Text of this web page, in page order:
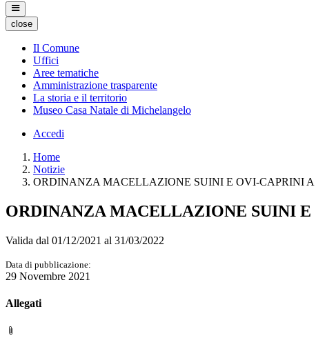
close
Il Comune
Uffici
Aree tematiche
Amministrazione trasparente
La storia e il territorio
Museo Casa Natale di Michelangelo
Accedi
Home
Notizie
ORDINANZA MACELLAZIONE SUINI E OVI-CAPRINI
ORDINANZA MACELLAZIONE SUINI
Valida dal 01/12/2021 al 31/03/2022
Data di pubblicazione:
29 Novembre 2021
Allegati